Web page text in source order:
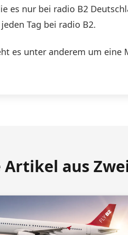
es nur bei radio B2
Tag bei radio B2.
es unter anderem um eine
aus